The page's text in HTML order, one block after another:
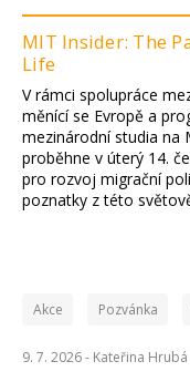
MIT Insider: The
Life
V rámci spolupráce
měnící se Evropě a
mezinárodní studia na
proběhne v úterý 14.
pro rozvoj migrační
poznatky z této
Akce Pozvánka
9. 7. 2026 - Kateřina Hrubá